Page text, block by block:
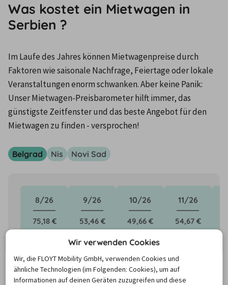
Was kostet ein Mietwagen in
Serbien ?
Im Laufe des Jahres können Mietwagenpreise durch
Faktoren wie saisonale Nachfrage, Feiertage oder lokale
Veranstaltungen enorm schwanken. Aber keine Panik:
Unser Mietwagen-Preisbarometer hilft immer, das
günstigste Zeitfenster und das beste Angebot für den
Mietwagen zu finden - versprochen!
Belgrad Nis Novi Sad
8/26
75,18 €
9/26
53,46 €
10/26
49,66 €
11/26
54,67 €
Wir verwenden Cookies
Wir, die FLOYT Mobility GmbH, verwenden Cookies und
ähnliche Technologien (im Folgenden: Cookies), um auf
Informationen auf deinen Geräten zuzugreifen und diese